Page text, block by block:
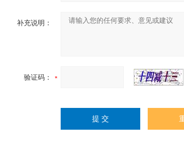
补充说明：
验证码：